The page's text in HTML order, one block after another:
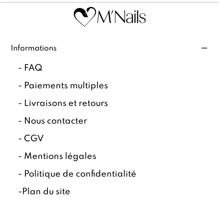
Informations
- FAQ
- Paiements multiples
- Livraisons et retours
- Nous contacter
-CGV
- Mentions légales
- Politique de confidentialité
- Plan du site